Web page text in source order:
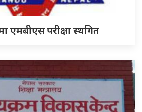
एमबीएस परीक्षा स्थगित